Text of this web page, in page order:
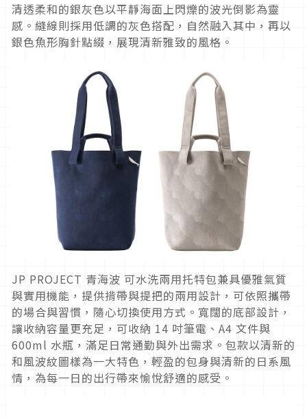
清透柔和的銀灰色以平靜海面上閃爍的波光倒影為靈
感。縫線則採用低調的灰色搭配，自然融入其中，再以
銀色魚形胸針點綴，展現清新雅致的風格。
JP PROJECT 青海波 可水洗兩用托特包兼具優雅氣質
與實用機能，提供揹帶與提把的兩用設計，可依照攜帶
的場合與習慣，隨心切換使用方式。寬闊的底部設計，
讓收納容量更充足，可收納 14 吋筆電、A4 文件與
600ml 水瓶，滿足日常通勤與外出需求。包款以清新的
和風波紋圖樣為一大特色，輕盈的包身與清新的日系風
情，為每一日的出行帶來愉悅舒適的感受。